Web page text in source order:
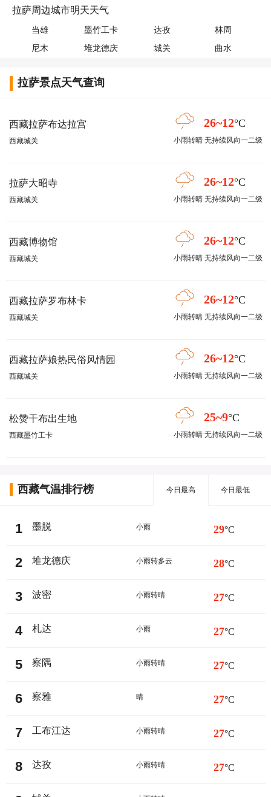
拉萨周边城市明天天气
当雄 墨竹工卡 达孜
林周
尼木
堆龙德庆 城关 曲水
拉萨景点天气查询
西藏拉萨布达拉宫
西藏城关
26~12°C
小雨转晴 无持续风向一二级
拉萨大昭寺
西藏城关
26~12°C
小雨转晴 无持续风向一二级
西藏博物馆
西藏城关
26~12°C
小雨转晴 无持续风向一二级
西藏拉萨罗布林卡
西藏城关
26~12°C
小雨转晴 无持续风向一二级
西藏拉萨娘热民俗风情园
西藏城关
26~12°C
小雨转晴 无持续风向一二级
松赞干布出生地
西藏墨竹工卡
25~9°C
小雨转晴 无持续风向一二级
西藏气温排行榜 今日最高 今日最低
1 墨脱 小雨 29°C
2 堆龙德庆 小雨转多云 28°C
3 波密 小雨转晴 27°C
4 札达 小雨 27°C
5 察隅 小雨转晴 27°C
6 察雅 晴 27°C
7 工布江达 小雨转晴 27°C
8 达孜 小雨转晴 27°C